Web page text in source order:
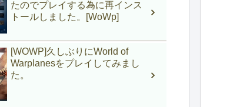
たのでプレイする為に再インス
トールしました。[WoWp]
[WOWP]久しぶりにWorld of
Warplanesをプレイしてみまし
た。